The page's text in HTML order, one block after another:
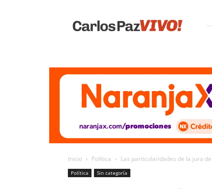
Vivo
Inicio Política Las particularidades de la jura
Política Sin categoría